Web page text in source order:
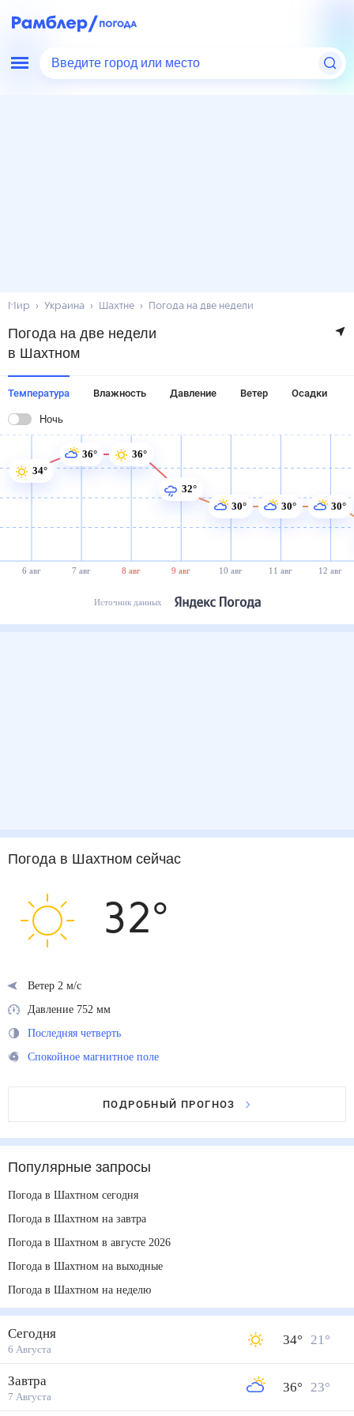
Введите город или место
Мир Украина Шахтне Погода на две недели
Погода на две недели
в Шахтном
Температура Влажность Давление Ветер Осадки
Ночь
6 авг 7 авг 8 авг 9 авг 10 авг 11 авг 12 авг
34°
36° 36°
32°
30°
30° 30°
Источник данных
Погода в Шахтномсейчас
32°
Ветер 2 м/с
Давление 752 мм
Последняя четверть
Спокойное магнитное поле
ПОДРОБНЫЙ ПРОГНОЗ
Популярные запросы
Погода в Шахтном сегодня
Погода в Шахтном на завтра
Погода в Шахтном в августе 2026
Погода в Шахтном на выходные
Погода в Шахтном на неделю
Сегодня
6 Августа
34° 21°
Завтра
7 Августа
36° 23°